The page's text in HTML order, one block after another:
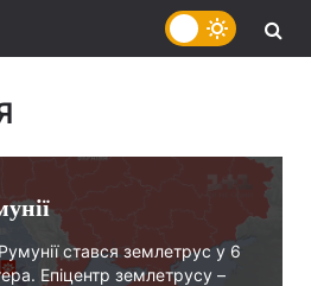
стався землетрус у 6
Епіцентр землетрусу –